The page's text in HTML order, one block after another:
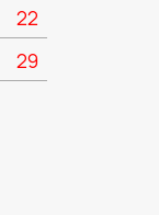
22
29